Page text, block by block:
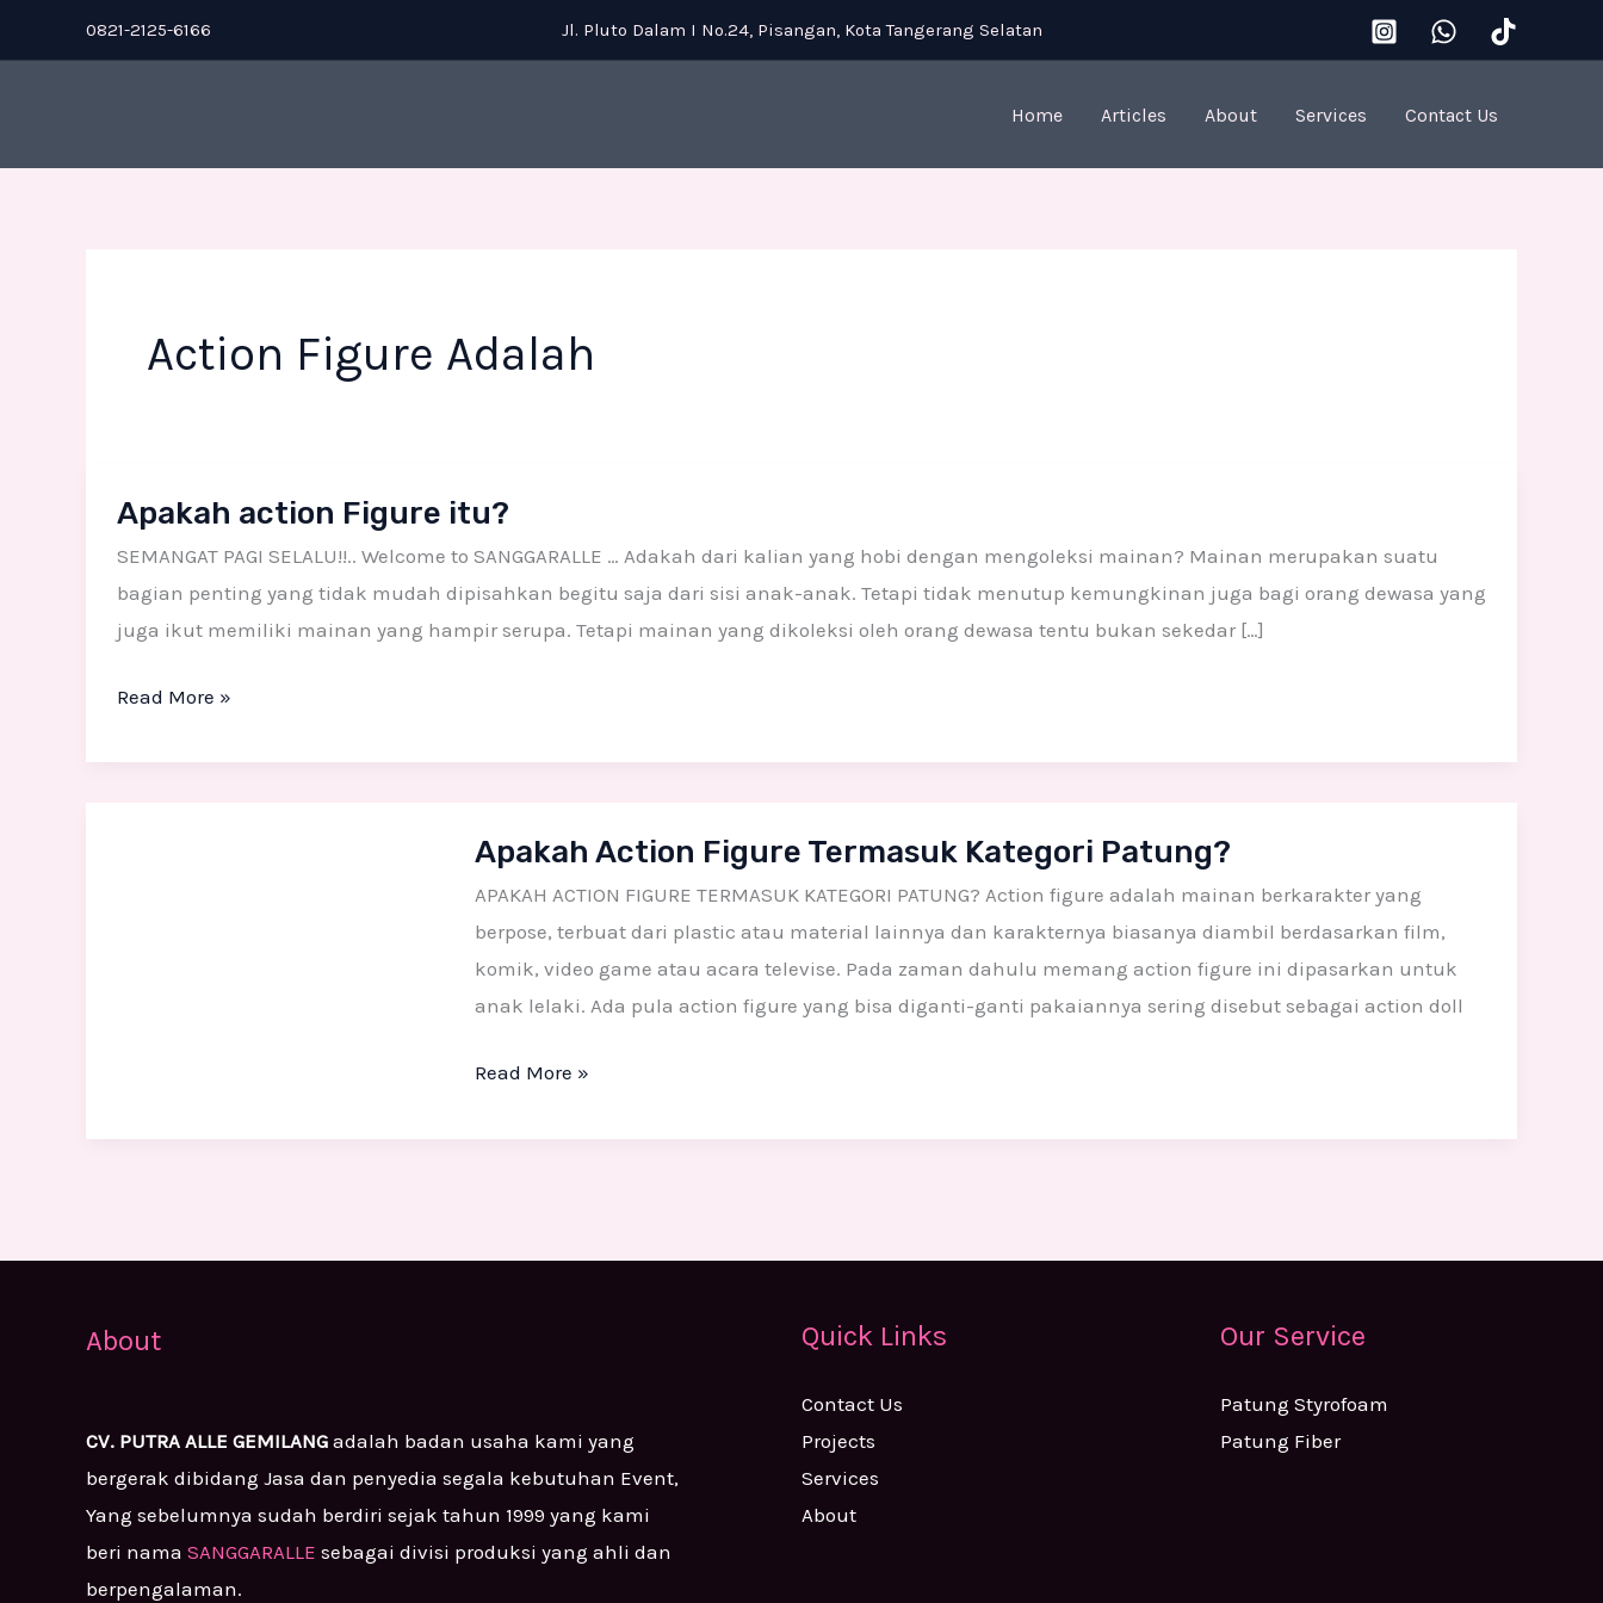
to
0821-2125-6166 Jl. Pluto Dalam I No.24, Pisangan, Kota Tangerang Selatan
Home Articles About Services Contact Us
Action Figure Adalah
Apakah action Figure itu?
SEMANGAT PAGI SELALU!!.. Welcome to SANGGARALLE … Adakah dari kalian yang hobi dengan mengoleksi mainan? Mainan merupakan suatu
bagian penting yang tidak mudah dipisahkan begitu saja dari sisi anak-anak. Tetapi tidak menutup kemungkinan juga bagi orang dewasa yang
juga ikut memiliki mainan yang hampir serupa. Tetapi mainan yang dikoleksi oleh orang dewasa tentu bukan sekedar […]
action
Figure
itu?
Read More »
Apakah Action Figure Termasuk Kategori Patung?
APAKAH ACTION FIGURE TERMASUK KATEGORI PATUNG? Action figure adalah mainan berkarakter yang
berpose, terbuat dari plastic atau material lainnya dan karakternya biasanya diambil berdasarkan film,
komik, video game atau acara televise. Pada zaman dahulu memang action figure ini dipasarkan untuk
anak lelaki. Ada pula action figure yang bisa diganti-ganti pakaiannya sering disebut sebagai action doll
Action
Figure
Termasuk
Kategori
Patung?
Read More »
About
CV. PUTRA ALLE GEMILANG adalah badan usaha kami yang
bergerak dibidang Jasa dan penyedia segala kebutuhan Event,
Yang sebelumnya sudah berdiri sejak tahun 1999 yang kami
beri nama SANGGARALLE sebagai divisi produksi yang ahli dan
berpengalaman.
Quick Links
Contact Us
Projects
Services
About
Our Service
Patung Styrofoam
Patung Fiber